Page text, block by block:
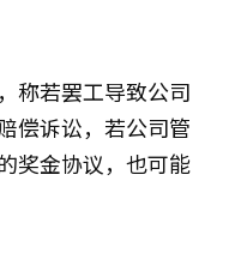
称若罢工导致公司
偿诉讼，若公司管
奖金协议，也可能